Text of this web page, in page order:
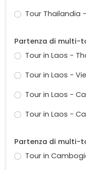
Tour Thailandia
Partenza di multi-
Tour in Laos -
Tour in Laos -
Tour in Laos -
Tour in Laos -
Partenza di multi-
Tour in